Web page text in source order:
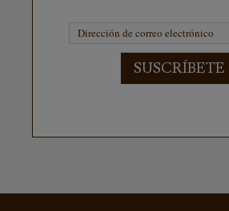
SUSCRÍBETE